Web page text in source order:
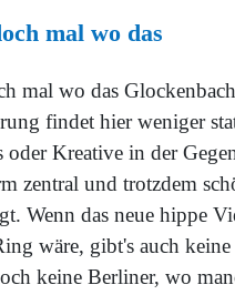
mal wo das
mal wo das
findet hier weniger
oder Kreative in der
zentral und trotzdem
Wenn das neue hippe
wäre, gibt's auch
keine Berliner, wo